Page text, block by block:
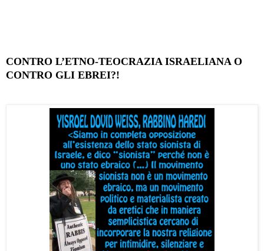
CONTRO L’ETNO-TEOCRAZIA ISRAELIANA O
CONTRO GLI EBREI?!